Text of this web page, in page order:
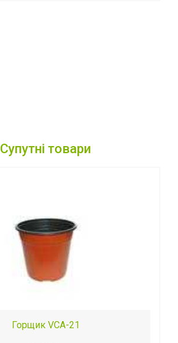
Супутні товари
Горщик VСA-21